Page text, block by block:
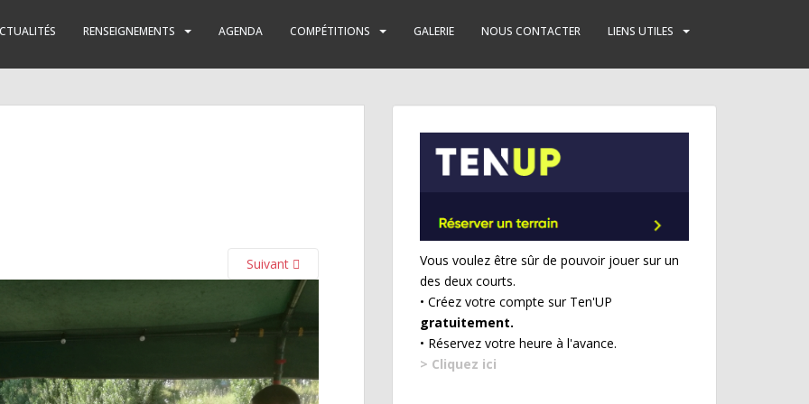
RENSEIGNEMENTS AGENDA COMPÉTITIONS GALERIE NOUS CONTACTER LIENS UTILES
Suivant
Vous voulez être sûr de pouvoir jouer sur un
des deux courts.
• Créez votre compte sur Ten'UP
gratuitement.
• Réservez votre heure à l'avance.
> Cliquez ici